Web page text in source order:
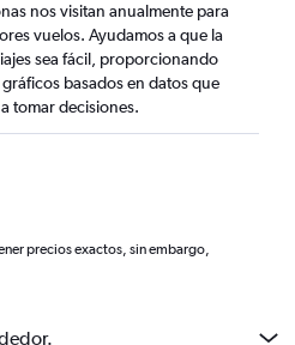
nos visitan anualmente para
vuelos. Ayudamos a que la
sea fácil, proporcionando
basados en datos que
tomar decisiones.
precios exactos, sin embargo,